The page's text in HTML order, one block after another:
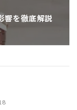
響を徹底解説